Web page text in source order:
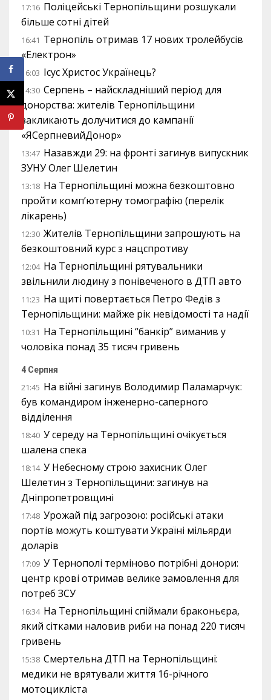
17:16 Поліцейські Тернопільщини розшукали
більше сотні дітей
16:41 Тернопіль отримав 17 нових тролейбусів
«Електрон»
16:03 Ісус Христос Українець?
14:30 Серпень – найскладніший період для
донорства: жителів Тернопільщини
закликають долучитися до кампанії
«ЯСерпневийДонор»
13:47 Назавжди 29: на фронті загинув випускник
ЗУНУ Олег Шелетин
13:18 На Тернопільщині можна безкоштовно
пройти комп’ютерну томографію (перелік
лікарень)
12:30 Жителів Тернопільщини запрошують на
безкоштовний курс з нацспротиву
12:04 На Тернопільщині рятувальники
звільнили людину з понівеченого в ДТП авто
11:23 На щиті повертається Петро Федів з
Тернопільщини: майже рік невідомості та надії
10:31 На Тернопільщині “банкір” виманив у
чоловіка понад 35 тисяч гривень
4 Серпня
21:45 На війні загинув Володимир Паламарчук:
був командиром інженерно-саперного
відділення
18:40 У середу на Тернопільщині очікується
шалена спека
18:14 У Небесному строю захисник Олег
Шелетин з Тернопільщини: загинув на
Дніпропетровщині
17:48 Урожай під загрозою: російські атаки
портів можуть коштувати Україні мільярди
доларів
17:09 У Тернополі терміново потрібні донори:
центр крові отримав велике замовлення для
потреб ЗСУ
16:34 На Тернопільщині спіймали браконьєра,
який сітками наловив риби на понад 220 тисяч
гривень
15:38 Смертельна ДТП на Тернопільщині:
медики не врятували життя 16-річного
мотоцикліста